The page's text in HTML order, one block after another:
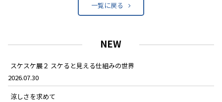
一覧に戻る
NEW
スケスケ展２ スケると見える仕組みの世界
2026.07.30
涼しさを求めて